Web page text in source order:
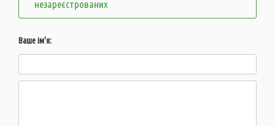
незареєстрованих
Ваше ім'я: